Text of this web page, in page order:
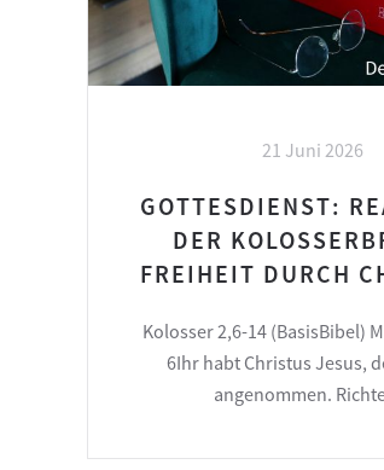
21 Juni 2026
GOTTESDIENST:
DER
FREIHEIT DURCH
Kolosser 2,6-14 (BasisBibel)
6Ihr habt Christus Jesus,
angenommen.